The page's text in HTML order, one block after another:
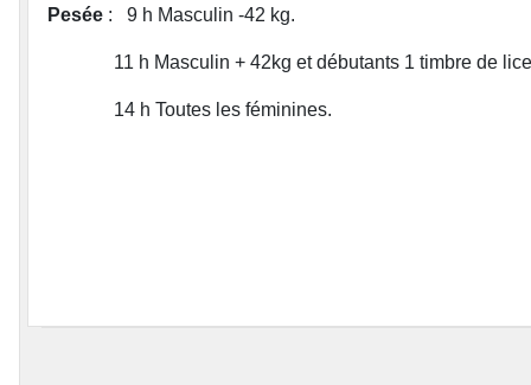
Pesée : 9 h Masculin -42 kg.
11 h Masculin + 42kg et débutants 1 timbre de
14 h Toutes les féminines.